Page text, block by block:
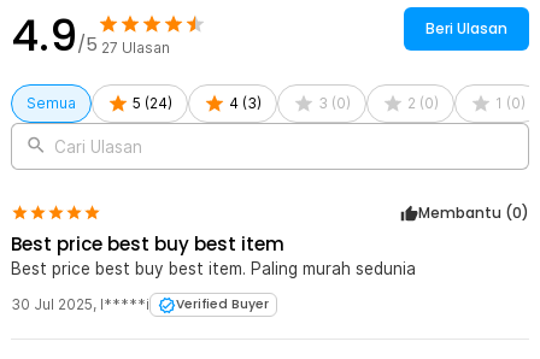
membantu memantulkan sinar matahari dan panas eksternal, serta
membantu mencegah kelelahan karena panas atau dehidrasi.
Dirancang ringan dan mudah dilipat, sehingga mudah dibawa dan
disimpan di dalam tas atau kit darurat. Cocok untuk
kegiatan perjalanan mendaki, berkemah, atau kegiatan luar ruangan
lainnya.
Terbuat dari Mylar yang kuat dan reflektif. Material ini dirancang
untuk penggunaan darurat dan mampu bertahan pada kondisi
outdoor. Mudah dibersihkan dan sekali pakai/berulang sesuai
kebutuhan.
4.9/5 27 Ulasan
Beri Ulasan
Semua 5 (24) 4 (3) 3 (0) 2 (0) 1 (0)
Cari Ulasan
Membantu (0)
Best price best buy best item
Best price best buy best item. Paling murah sedunia
30 Jul 2025, I*****i Verified Buyer